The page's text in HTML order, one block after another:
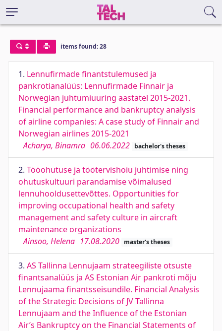
items found: 28
1. Lennufirmade finantstulemused ja
pankrotianalüüs: Lennufirmade Finnair ja
Norwegian juhtumiuuring aastatel 2015-2021.
Financial performance and bankruptcy analysis
of airline companies: A case study of Finnair and
Norwegian airlines 2015-2021
Acharya, Binamra 06.06.2022 bachelor's theses
2. Tööohutuse ja töötervishoiu juhtimise ning
ohutuskultuuri parandamise võimalused
lennuhooldusettevõttes. Opportunities for
improving occupational health and safety
management and safety culture in aircraft
maintenance organizations
Ainsoo, Helena 17.08.2020 master's theses
3. AS Tallinna Lennujaam strateegiliste otsuste
finantsanalüüs ja AS Estonian Air pankroti mõju
Lennujaama finantsseisundile. Financial Analysis
of the Strategic Decisions of JV Tallinna
Lennujaam and the Influence of the Estonian
Air’s Bankruptcy on the Financial Statements of